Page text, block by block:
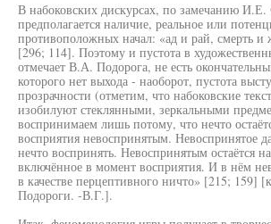
В набоковских дискурсах, по замечанию И.Е.
предполагается наличие, реальное или
противоположных начал: «ад и рай, смерть и
[296; 114]. Поэтому и пустота в
отмечает В.А. Подорога, не есть
которого нет выхода - наоборот, пустота
прозрачности (отметим, что набоковские
изобилуют стеклянными, зеркальными
воспринимаем лишь потому, что нечто
восприятия невоспринятым. Невоспринятое
нечто воспринять. Невоспринятым остаётся
включённое в момент восприятия. И в нём
в качестве перцептивного ничто» [215; 159]
Подороги. -В.Г.].